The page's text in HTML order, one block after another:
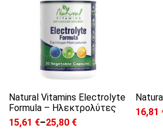
Natural Vitamins Electrolyte
Formula – Ηλεκτρολύτες
15,61 €–25,80 €
Price range: 15,61 € through 25,80 €
16,81
Price